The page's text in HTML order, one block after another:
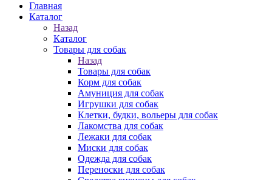
Главная
Каталог
Назад
Каталог
Товары для собак
Назад
Товары для собак
Корм для собак
Амуниция для собак
Игрушки для собак
Клетки, будки, вольеры для собак
Лакомства для собак
Лежаки для собак
Миски для собак
Одежда для собак
Переноски для собак